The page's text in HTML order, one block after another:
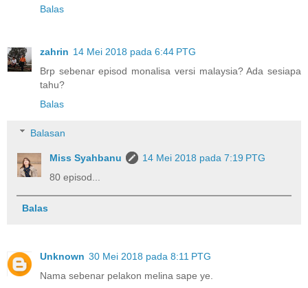
Balas
zahrin 14 Mei 2018 pada 6:44 PTG
Brp sebenar episod monalisa versi malaysia? Ada sesiapa
tahu?
Balas
Balasan
Miss Syahbanu
14 Mei 2018 pada 7:19 PTG
80 episod...
Balas
Unknown 30 Mei 2018 pada 8:11 PTG
Nama sebenar pelakon melina sape ye.